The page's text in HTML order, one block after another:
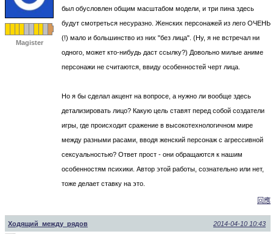
Magister
был обусловлен общим масштабом модели, и три пина здесь
будут смотреться несуразно. Женских персонажей из лего ОЧЕНЬ
(!) мало и большинство из них "без лица". (Ну, я не встречал ни
одного, может кто-нибудь даст ссылку?) Довольно милые аниме
персонажи не считаются, ввиду особенностей черт лица.
Но я бы сделал акцент на вопросе, а нужно ли вообще здесь
детализировать лицо? Какую цель ставят перед собой создатели
игры, где происходит сражение в высокотехнологичном мире
между разными расами, вводя женский персонаж с агрессивной
сексуальностью? Ответ прост - они обращаются к нашим
особенностям психики. Автор этой работы, сознательно или нет,
тоже делает ставку на это.
回應
Ходящий_между_рядов 2014-04-10 10:43